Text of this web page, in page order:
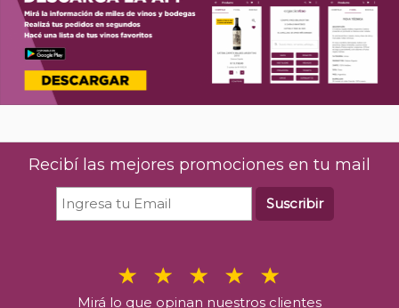
Recibí las mejores promociones en tu mail
Suscribir
Mirá lo que opinan nuestros clientes